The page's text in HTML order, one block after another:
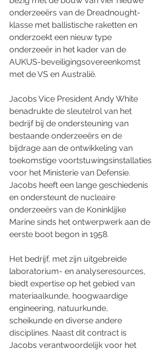
onderzeeërs van de Dreadnought-
klasse met ballistische raketten en
onderzoekt een nieuw type
onderzeeër in het kader van de
AUKUS-beveiligingsovereenkomst
met de VS en Australië.
Jacobs Vice President Andy White
benadrukte de sleutelrol van het
bedrijf bij de ondersteuning van
bestaande onderzeeërs en de
bijdrage aan de ontwikkeling van
toekomstige voortstuwingsinstallaties
voor het Ministerie van Defensie.
Jacobs heeft een lange geschiedenis
en ondersteunt de nucleaire
onderzeeërs van de Koninklijke
Marine sinds het ontwerpwerk aan de
eerste boot begon in 1958.
Het bedrijf, met zijn uitgebreide
laboratorium- en analyseresources,
biedt expertise op het gebied van
materiaalkunde, hoogwaardige
engineering, natuurkunde,
scheikunde en diverse andere
disciplines. Naast dit contract is
Jacobs verantwoordelijk voor het